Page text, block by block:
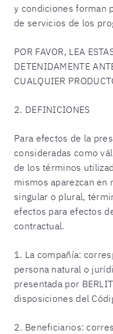
y condiciones forman
de servicios de los
POR FAVOR, LEA
DETENIDAMENTE
CUALQUIER
2. DEFINICIONES
Para efectos de la
consideradas como
de los términos
mismos aparezcan en
singular o plural,
efectos para efectos
contractual.
1. La compañía:
persona natural o
presentada por
disposiciones del
2. Beneficiarios: